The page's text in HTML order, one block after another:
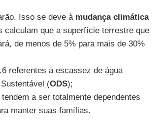
Isso se deve à mudança climática
que a superfície terrestre que
de menos de 5% para mais de 30%
referentes à escassez de água
(ODS);
a ser totalmente dependentes
manter suas famílias.